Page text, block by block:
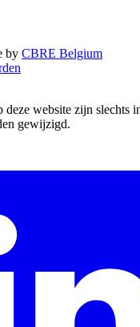
by CBRE Belgium
deze website zijn slechts
gewijzigd.